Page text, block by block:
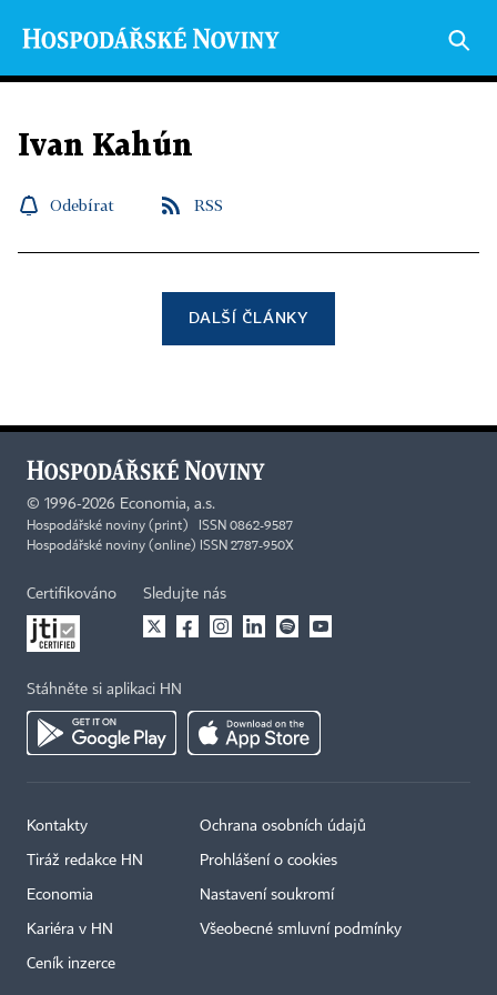
Ivan Kahún
Odebírat RSS
DALŠÍ ČLÁNKY
© 1996-2026 Economia, a.s.
Hospodářské noviny (print) ISSN 0862-9587
Hospodářské noviny (online) ISSN 2787-950X
Certifikováno Sledujte nás
Stáhněte si aplikaci HN
Kontakty
Tiráž redakce HN
Economia
Kariéra v HN
Ceník inzerce
Ochrana osobních údajů
Prohlášení o cookies
Nastavení soukromí
Všeobecné smluvní podmínky